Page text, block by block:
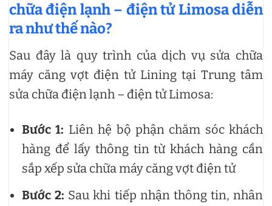
chữa điện lạnh – điện tử Limosa diễn
ra như thế nào?
Sau đây là quy trình của dịch vụ sửa chữa
máy căng vợt điện tử Lining tại Trung tâm
sửa chữa điện lạnh – điện tử Limosa:
Bước 1: Liên hệ bộ phận chăm sóc khách
hàng để lấy thông tin từ khách hàng cần
sắp xếp sửa chữa máy căng vợt điện tử
Bước 2: Sau khi tiếp nhận thông tin, nhân